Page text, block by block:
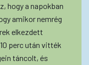
hogy a napokban
amikor nemrég
elkezdett
perc után vitték
táncolt, és